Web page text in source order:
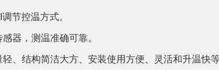
节控温方式。
器，测温准确可靠。
、结构简洁大方、安装使用方便、灵活和升温快等